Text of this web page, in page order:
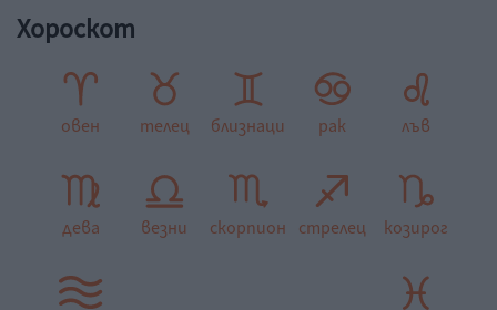
Хороскот
овен телец близнаци рак лъв
дева везни скорпион стрелец козирог